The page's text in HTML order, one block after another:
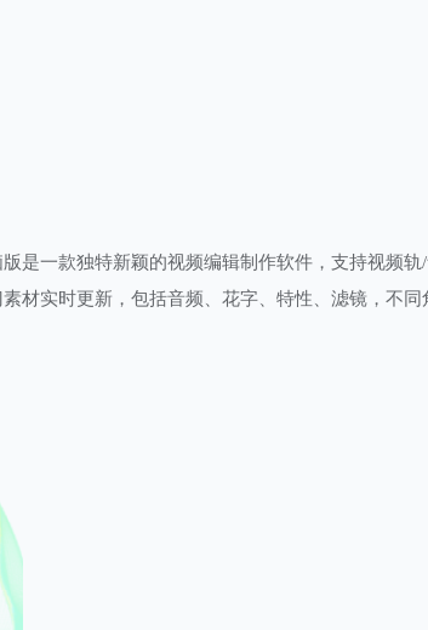
版是一款独特新颖的视频编辑制作软件，支持视频
材实时更新，包括音频、花字、特性、滤镜，不